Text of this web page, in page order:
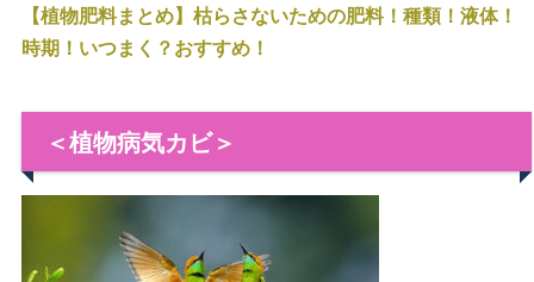
【植物肥料まとめ】枯らさないための肥料！種類！液体！
時期！いつまく？おすすめ！
＜植物病気カビ＞